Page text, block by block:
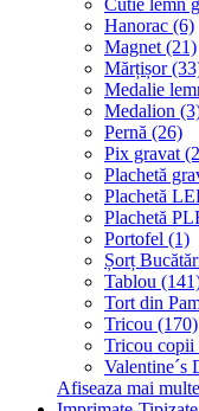
Cutie lemn
Hanorac (6)
Magnet (21)
Mărțișor
Medalie
Medalion
Pernă (26)
Pix gravat
Plachetă
Plachetă
Plachetă
Portofel (1)
Șorț
Tablou
Tort din
Tricou (170)
Tricou copii
Valentine´s
Afiseaza mai